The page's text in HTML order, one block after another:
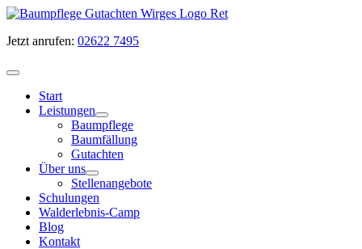
Zum
springen
Jetzt anrufen: 02622 7495
Start
Leistungen
Baumpflege
Baumfällung
Gutachten
Über uns
Stellenangebote
Schulungen
Walderlebnis-Camp
Blog
Kontakt